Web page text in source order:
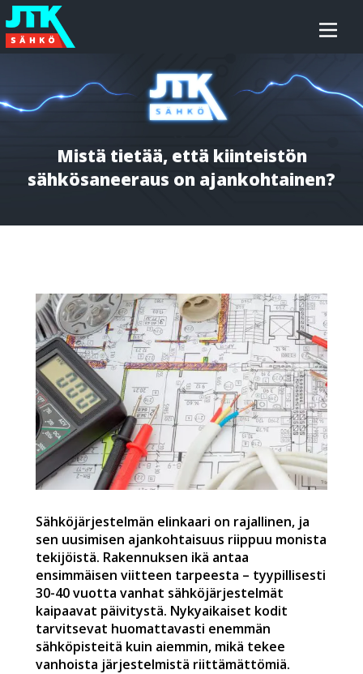
Siirry
sisältöön
JTK-
Sähkö
Oy
Mistä tietää, että kiinteistön
sähkösaneeraus on ajankohtainen?
Sähköjärjestelmän elinkaari on rajallinen, ja
sen uusimisen ajankohtaisuus riippuu monista
tekijöistä. Rakennuksen ikä antaa
ensimmäisen viitteen tarpeesta – tyypillisesti
30-40 vuotta vanhat sähköjärjestelmät
kaipaavat päivitystä. Nykyaikaiset kodit
tarvitsevat huomattavasti enemmän
sähköpisteitä kuin aiemmin, mikä tekee
vanhoista järjestelmistä riittämättömiä.